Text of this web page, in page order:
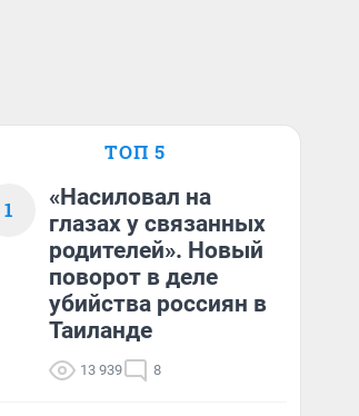
ТОП 5
1
«Насиловал на
глазах у связанных
родителей». Новый
поворот в деле
убийства россиян в
Таиланде
13 939 8